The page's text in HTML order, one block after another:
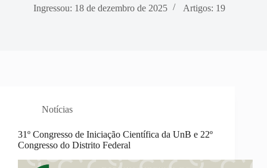
Ingressou: 18 de dezembro de 2025 Artigos: 19
Notícias
31º Congresso de Iniciação Científica da UnB e 22º
Congresso do Distrito Federal